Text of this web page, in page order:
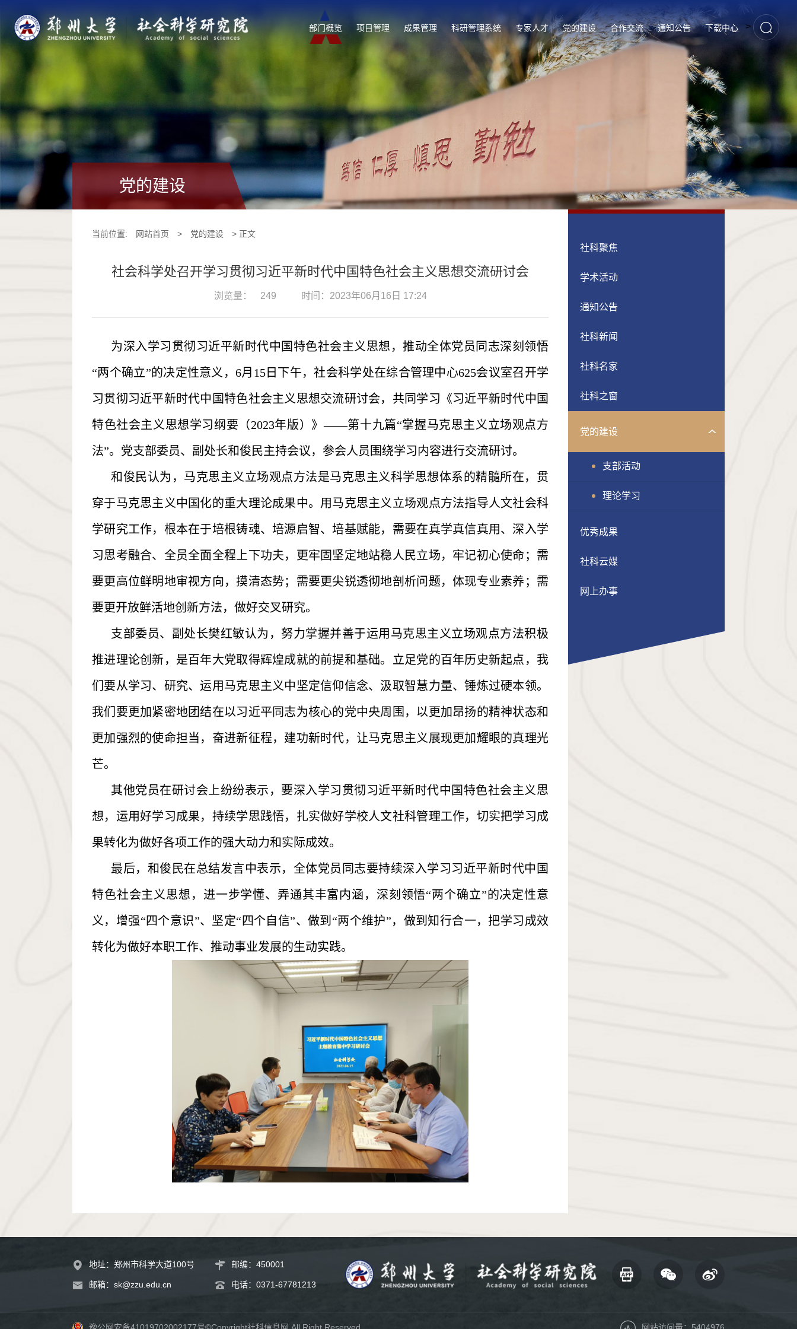
部门概览 项目管理 成果管理 科研管理系统 专家人才 党的建设 合作交流 通知公告 下载中心 >
党的建设
当前位置: 网站首页 > 党的建设 > 正文
社会科学处召开学习贯彻习近平新时代中国特色社会主义思想交流研讨会
浏览量： 249 时间：2023年06月16日 17:24
为深入学习贯彻习近平新时代中国特色社会主义思想，推动全体党员同志深刻领悟
“两个确立”的决定性意义，6月15日下午，社会科学处在综合管理中心625会议室召开学
习贯彻习近平新时代中国特色社会主义思想交流研讨会，共同学习《习近平新时代中国
特色社会主义思想学习纲要（2023年版）》——第十九篇“掌握马克思主义立场观点方
法”。党支部委员、副处长和俊民主持会议，参会人员围绕学习内容进行交流研讨。
和俊民认为，马克思主义立场观点方法是马克思主义科学思想体系的精髓所在，贯
穿于马克思主义中国化的重大理论成果中。用马克思主义立场观点方法指导人文社会科
学研究工作，根本在于培根铸魂、培源启智、培基赋能，需要在真学真信真用、深入学
习思考融合、全员全面全程上下功夫，更牢固坚定地站稳人民立场，牢记初心使命；需
要更高位鲜明地审视方向，摸清态势；需要更尖锐透彻地剖析问题，体现专业素养；需
要更开放鲜活地创新方法，做好交叉研究。
支部委员、副处长樊红敏认为，努力掌握并善于运用马克思主义立场观点方法积极
推进理论创新，是百年大党取得辉煌成就的前提和基础。立足党的百年历史新起点，我
们要从学习、研究、运用马克思主义中坚定信仰信念、汲取智慧力量、锤炼过硬本领。
我们要更加紧密地团结在以习近平同志为核心的党中央周围，以更加昂扬的精神状态和
更加强烈的使命担当，奋进新征程，建功新时代，让马克思主义展现更加耀眼的真理光
芒。
其他党员在研讨会上纷纷表示，要深入学习贯彻习近平新时代中国特色社会主义思
想，运用好学习成果，持续学思践悟，扎实做好学校人文社科管理工作，切实把学习成
果转化为做好各项工作的强大动力和实际成效。
最后，和俊民在总结发言中表示，全体党员同志要持续深入学习习近平新时代中国
特色社会主义思想，进一步学懂、弄通其丰富内涵，深刻领悟“两个确立”的决定性意
义，增强“四个意识”、坚定“四个自信”、做到“两个维护”，做到知行合一，把学习成效
转化为做好本职工作、推动事业发展的生动实践。
社科聚焦
学术活动
通知公告
社科新闻
社科名家
社科之窗
党的建设
支部活动
理论学习
优秀成果
社科云媒
网上办事
地址：郑州市科学大道100号 邮编：450001
邮箱： sk@zzu.edu.cn 电话： 0371-67781213
豫公网安备41019702002177号©Copyright社科信息网 All Right Reserved. 网站访问量：5404976